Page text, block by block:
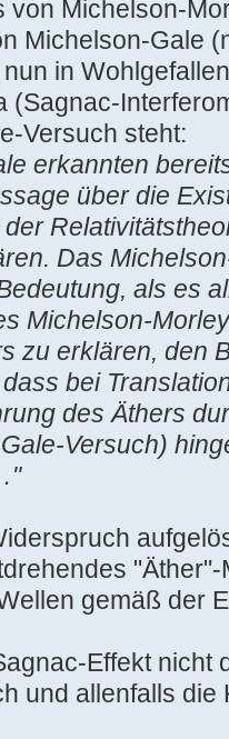
von Michelson-
Michelson-Gale
in
(Sagnac-
Versuch steht:
erkannten
über die
Das
als es
Michelson-
zu erklären, den
bei
des Äthers
Versuch)
gemäß der
Effekt nicht
und allenfalls die